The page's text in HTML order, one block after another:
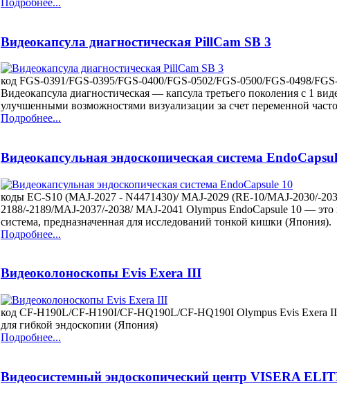
Видеокапсула диагностическая PillCam SB 3
код FGS-0391/FGS-0395/FGS-0400/FGS-0502/FGS-0500/FGS-0498/
Видеокапсула диагностическая — капсула третьего поколения с 1
улучшенными возможностями визуализации за счет переменной
Подробнее...
Видеокапсульная эндоскопическая система
коды EC-S10 (MAJ-2027 - N4471430)/ MAJ-2029 (RE-10/MAJ-2030/-
2188/-2189/MAJ-2037/-2038/ MAJ-2041 Olympus EndoCapsule 10 — это
система, предназначенная для исследований тонкой кишки (Япония).
Подробнее...
Видеоколоноскопы Evis Exera III
код CF-H190L/CF-H190I/CF-HQ190L/CF-HQ190I Olympus Evis Exera
для гибкой эндоскопии (Япония)
Подробнее...
Видеосистемный эндоскопический центр VISERA